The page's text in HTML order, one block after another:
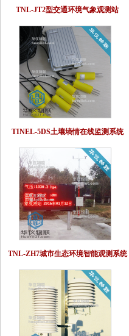
TNL-JT2型交通环境气象观测站
TINEL-5DS土壤墒情在线监测系统
TNL-ZH7城市生态环境智能观测系统